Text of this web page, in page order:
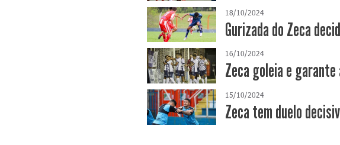
18/10/2024
Gurizada do Zeca
16/10/2024
Zeca goleia e garante
15/10/2024
Zeca tem duelo